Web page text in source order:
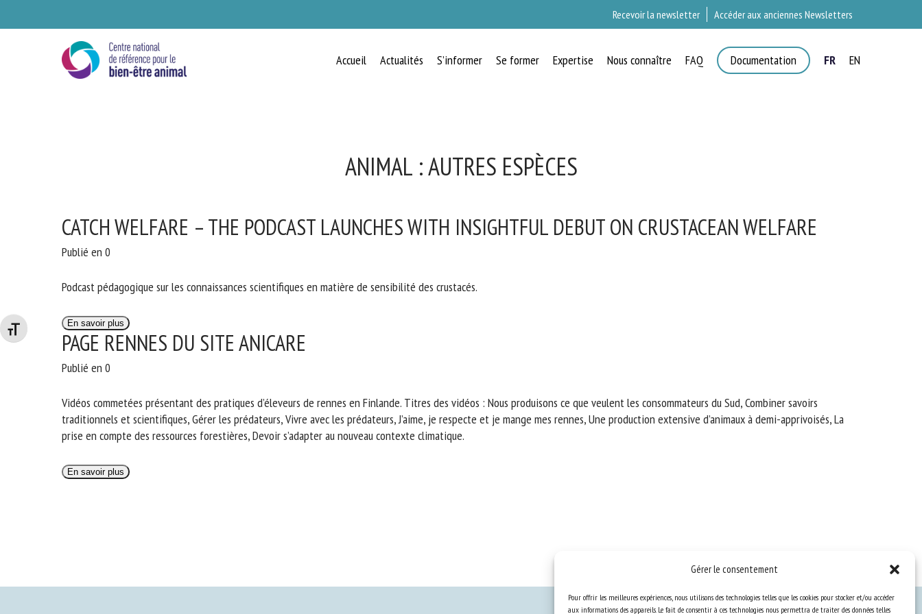
Gérer le consentement
Pour offrir les meilleures expériences, nous utilisons des technologies telles que les cookies pour stocker et/ou accéder
aux informations des appareils. Le fait de consentir à ces technologies nous permettra de traiter des données telles
Changer la taille de la police
Recevoir la newsletter Accéder aux anciennes Newsletters
Accueil Actualités S’informer Se former Expertise Nous connaître FAQ Documentation FR EN
ANIMAL :AUTRES ESPÈCES
CATCH WELFARE – THE PODCAST LAUNCHES WITH INSIGHTFUL DEBUT ON CRUSTACEAN WELFARE
Publié en 0
Podcast pédagogique sur les connaissances scientifiques en matière de sensibilité des crustacés.
En savoir plus
PAGE RENNES DU SITE ANICARE
Publié en 0
Vidéos commetées présentant des pratiques d’éleveurs de rennes en Finlande. Titres des vidéos : Nous produisons ce que veulent les consommateurs du Sud, Combiner savoirs
traditionnels et scientifiques, Gérer les prédateurs, Vivre avec les prédateurs, J’aime, je respecte et je mange mes rennes, Une production extensive d’animaux à demi-apprivoisés, La
prise en compte des ressources forestières, Devoir s’adapter au nouveau contexte climatique.
En savoir plus